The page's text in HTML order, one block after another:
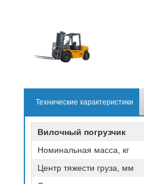
Технические характеристики
Вилочный погрузчик
Номинальная масса, кг
Центр тяжести груза, мм